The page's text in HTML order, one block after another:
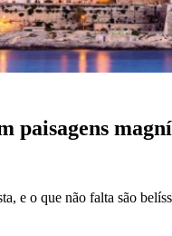
paisagens
e o que não falta são